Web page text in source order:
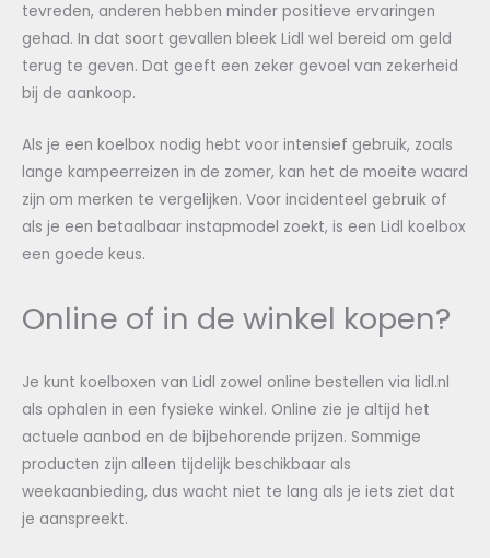
tevreden, anderen hebben minder positieve ervaringen
gehad. In dat soort gevallen bleek Lidl wel bereid om geld
terug te geven. Dat geeft een zeker gevoel van zekerheid
bij de aankoop.
Als je een koelbox nodig hebt voor intensief gebruik, zoals
lange kampeerreizen in de zomer, kan het de moeite waard
zijn om merken te vergelijken. Voor incidenteel gebruik of
als je een betaalbaar instapmodel zoekt, is een Lidl koelbox
een goede keus.
Online of in de winkel kopen?
Je kunt koelboxen van Lidl zowel online bestellen via lidl.nl
als ophalen in een fysieke winkel. Online zie je altijd het
actuele aanbod en de bijbehorende prijzen. Sommige
producten zijn alleen tijdelijk beschikbaar als
weekaanbieding, dus wacht niet te lang als je iets ziet dat
je aanspreekt.